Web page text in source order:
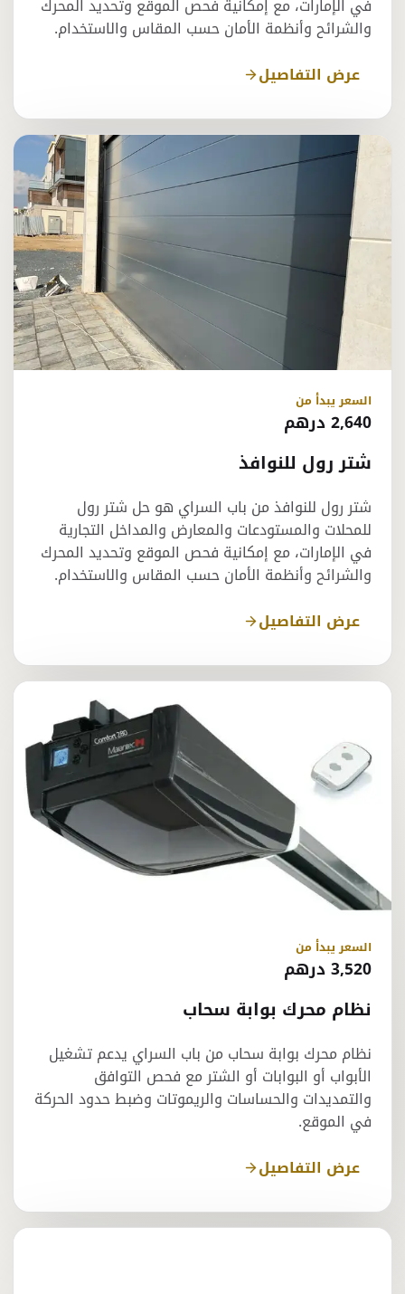
في الإمارات، مع إمكانية فحص الموقع وتحديد المحرك
والشرائح وأنظمة الأمان حسب المقاس والاستخدام.
عرض التفاصيل
السعر يبدأ من
2,640 درهم
شتر رول للنوافذ
شتر رول للنوافذ من باب السراي هو حل شتر رول
للمحلات والمستودعات والمعارض والمداخل التجارية
في الإمارات، مع إمكانية فحص الموقع وتحديد المحرك
والشرائح وأنظمة الأمان حسب المقاس والاستخدام.
عرض التفاصيل
السعر يبدأ من
3,520 درهم
نظام محرك بوابة سحاب
نظام محرك بوابة سحاب من باب السراي يدعم تشغيل
الأبواب أو البوابات أو الشتر مع فحص التوافق
والتمديدات والحساسات والريموتات وضبط حدود الحركة
في الموقع.
عرض التفاصيل